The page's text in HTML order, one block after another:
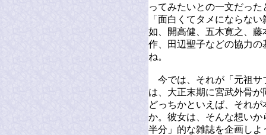
ってみたいとの一文だっ
「面白くてタメにならな
如、開高健、五木寛之、
作、田辺聖子などの協力
ね。
今では、それが「元祖サ
は、大正末期に宮武外骨
どっちかといえば、それ
か。彼女は、そんな想い
半分」的な雑誌を企画し